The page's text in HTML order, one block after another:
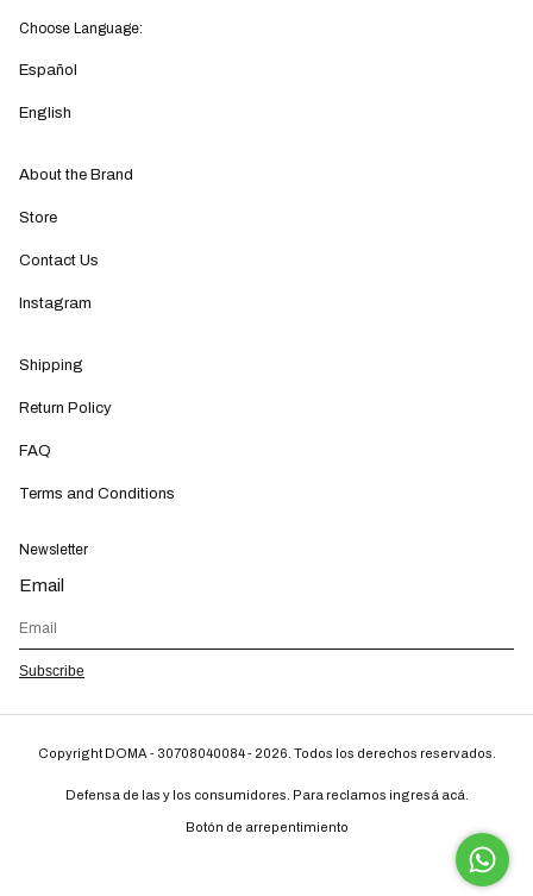
Choose Language:
Español
English
About the Brand
Store
Contact Us
Instagram
Shipping
Return Policy
FAQ
Terms and Conditions
Newsletter
Email
Subscribe
Copyright DOMA - 30708040084 - 2026. Todos los derechos reservados.
Defensa de las y los consumidores. Para reclamos ingresá acá.
Botón de arrepentimiento